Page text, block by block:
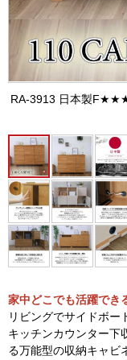
RA-3913 日本製
家中どこでも活躍でき
リビングでサイドボー
キッチンカウンター下
る万能型の収納キャビ